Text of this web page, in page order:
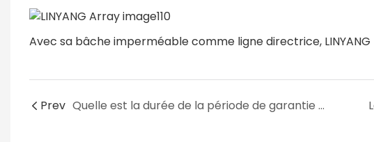
Avec sa bâche imperméable comme ligne directrice,
Prev Quelle est la durée de la période de garantie du film rétractable ?